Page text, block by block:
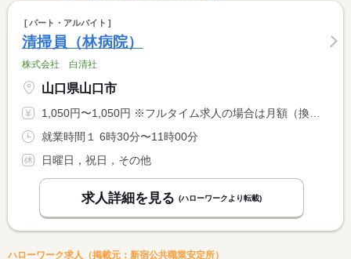
パート・アルバイト
清掃員（林病院）
株式会社 白清社
山口県山口市
1,050円〜1,050円 ※フルタイム求人の場合は月額（換算額）、パート求人の場合は時間額を表示しています。
就業時間１ 6時30分〜11時00分
日曜日，祝日，その他
求人詳細を見る (ハローワークより転載)
ハローワーク求人（掲載元：新宿公共職業安定所）